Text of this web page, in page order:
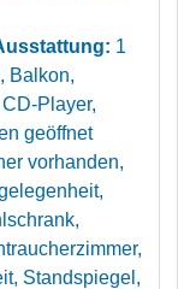
1
Balkon,
Player,
geöffnet
vorhanden,
Standspiegel,